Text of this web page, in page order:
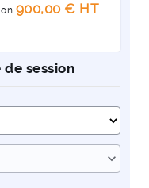
900,00 € HT
session
expand_more